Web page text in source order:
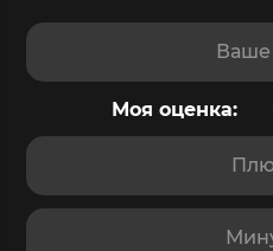
Моя оценка:
Ваше имя
Плюсы
Минусы